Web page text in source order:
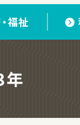
福祉
年